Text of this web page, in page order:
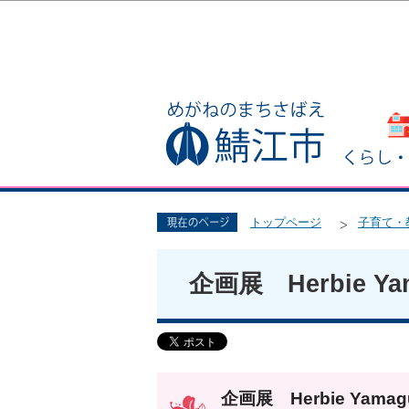
トップページ 子育て・
企画展 Herbie
企画展 Herbie